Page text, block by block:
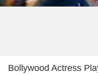
Bollywood Actress